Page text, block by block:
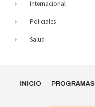
Internacional
Policiales
Salud
INICIO PROGRAMAS